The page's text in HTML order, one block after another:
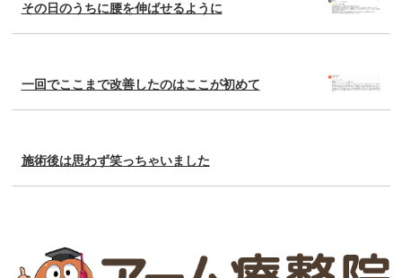
その日のうちに腰を伸ばせるように
一回でここまで改善したのはここが初めて
施術後は思わず笑っちゃいました